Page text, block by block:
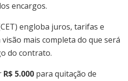
encargos.
engloba juros, tarifas e
mais completa do que será
do contrato.
R$ 5.000 para quitação de